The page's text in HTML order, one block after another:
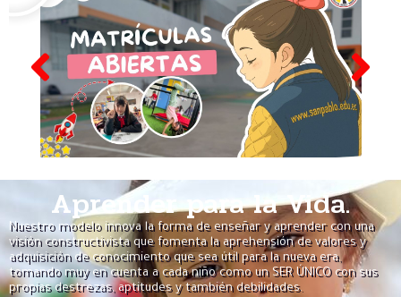
Aprender para la Vida.
Nuestro modelo innova la forma de enseñar y aprender con una
visión constructivista que fomenta la aprehensión de valores y
adquisición de conocimiento que sea útil para la nueva era,
tomando muy en cuenta a cada niño como un SER ÚNICO con sus
propias destrezas, aptitudes y también debilidades.